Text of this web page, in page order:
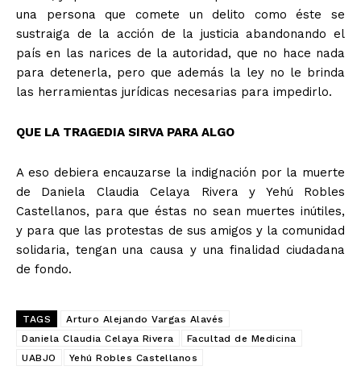
una persona que comete un delito como éste se
sustraiga de la acción de la justicia abandonando el
país en las narices de la autoridad, que no hace nada
para detenerla, pero que además la ley no le brinda
las herramientas jurídicas necesarias para impedirlo.
QUE LA TRAGEDIA SIRVA PARA ALGO
A eso debiera encauzarse la indignación por la muerte
de Daniela Claudia Celaya Rivera y Yehú Robles
Castellanos, para que éstas no sean muertes inútiles,
y para que las protestas de sus amigos y la comunidad
solidaria, tengan una causa y una finalidad ciudadana
de fondo.
TAGS
Arturo Alejando Vargas Alavés
Daniela Claudia Celaya Rivera
Facultad de Medicina
UABJO
Yehú Robles Castellanos